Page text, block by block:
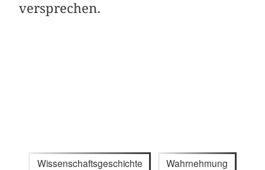
versprechen.
Wissenschaftsgeschichte Wahrnehmung